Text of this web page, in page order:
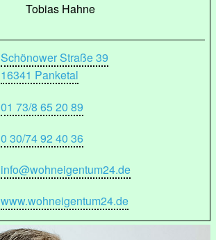
Tobias Hahne
Schönower Straße 39
16341 Panketal
01 73/8 65 20 89
0 30/74 92 40 36
info@wohneigentum24.de
www.wohneigentum24.de